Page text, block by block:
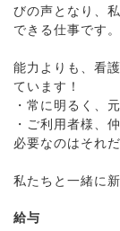
びの声となり、
できる仕事です。
能力よりも、看
ています！
・常に明るく、
・ご利用者様、
必要なのはそれ
私たちと一緒に
給与